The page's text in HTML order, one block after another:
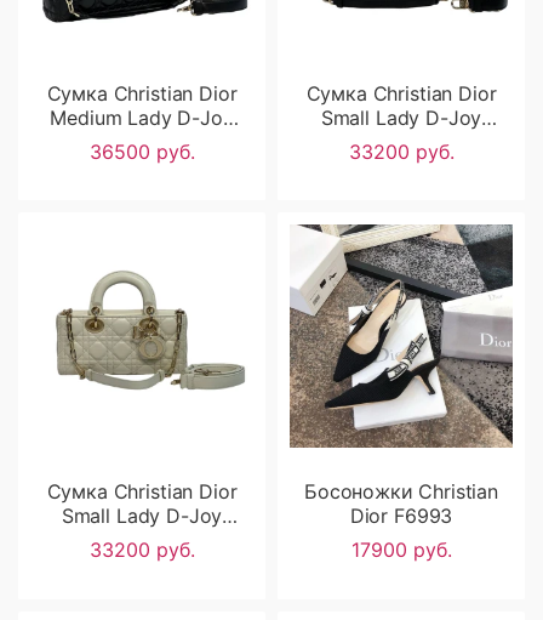
Сумка Christian Dior
Medium Lady D-Joy
RN2504
36500 руб.
Сумка Christian Dior
Small Lady D-Joy
RN2503
33200 руб.
Сумка Christian Dior
Small Lady D-Joy
RN2502
33200 руб.
Босоножки Christian
Dior F6993
17900 руб.